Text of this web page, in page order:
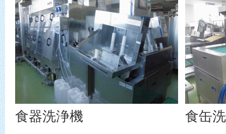
食器洗浄機 食缶